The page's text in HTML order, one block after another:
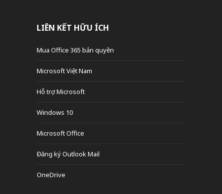
LIÊN KẾT HỮU ÍCH
Mua Office 365 bản quyền
Microsoft Việt Nam
Hỗ trợ Microsoft
Windows 10
Microsoft Office
Đăng ký Outlook Mail
OneDrive